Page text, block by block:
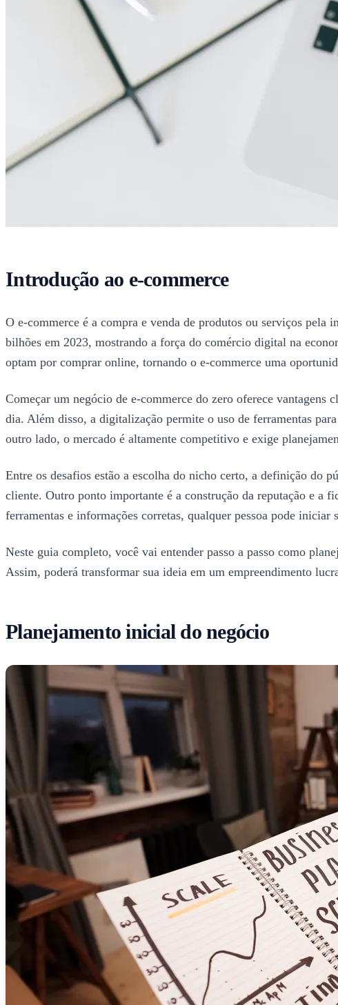
Introdução ao e-commerce
O e-commerce é a compra e venda de produtos ou serviços
bilhões em 2023, mostrando a força do comércio digital na
optam por comprar online, tornando o e-commerce uma
Começar um negócio de e-commerce do zero oferece
dia. Além disso, a digitalização permite o uso de ferramentas
outro lado, o mercado é altamente competitivo e exige
Entre os desafios estão a escolha do nicho certo, a definição do
cliente. Outro ponto importante é a construção da reputação e a
ferramentas e informações corretas, qualquer pessoa pode
Neste guia completo, você vai entender passo a passo como
Assim, poderá transformar sua ideia em um empreendimento
Planejamento inicial do negócio